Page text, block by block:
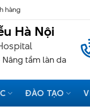
hàng
Hà Nội
tầm làn da
ĐÀO TẠO